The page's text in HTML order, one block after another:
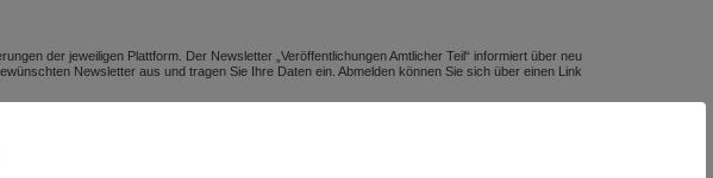
der jeweiligen Plattform. Der Newsletter „Veröffentlichungen Amtlicher Teil“ informiert über neu
Newsletter aus und tragen Sie Ihre Daten ein. Abmelden können Sie sich über einen Link